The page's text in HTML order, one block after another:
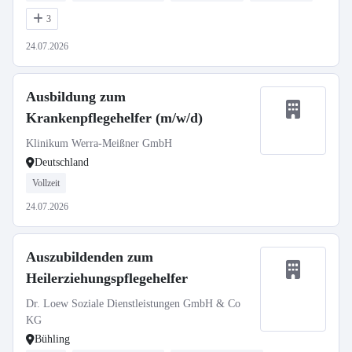
3
24.07.2026
Ausbildung zum
Krankenpflegehelfer (m/w/d)
Klinikum Werra-Meißner GmbH
Deutschland
Vollzeit
24.07.2026
Auszubildenden zum
Heilerziehungspflegehelfer
Dr. Loew Soziale Dienstleistungen GmbH & Co
KG
Bühling